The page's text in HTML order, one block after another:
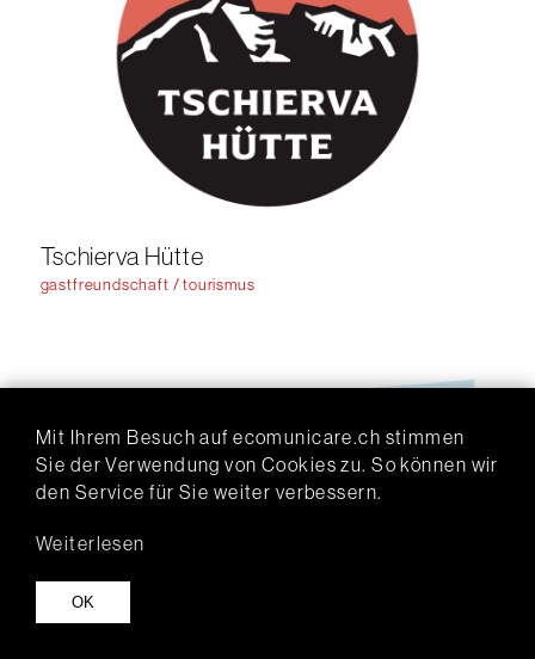
Tschierva Hütte
gastfreundschaft / tourismus
Mit Ihrem Besuch auf ecomunicare.ch stimmen
Sie der Verwendung von Cookies zu. So können wir
den Service für Sie weiter verbessern.
Weiterlesen
OK